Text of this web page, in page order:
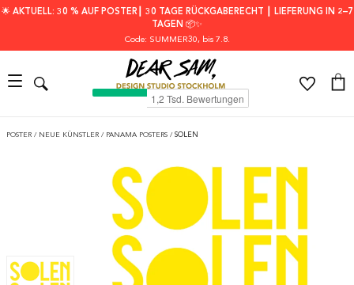
🌟 AKTUELL: 30 % AUF POSTER┃ 30 TAGE RÜCKGABERECHT ┃ LIEFERUNG IN 2–7
TAGEN 📦✨
Code: SUMMER30, bis 7.8.
POSTER / NEUE KÜNSTLER / PANAMA POSTERS / SOLEN